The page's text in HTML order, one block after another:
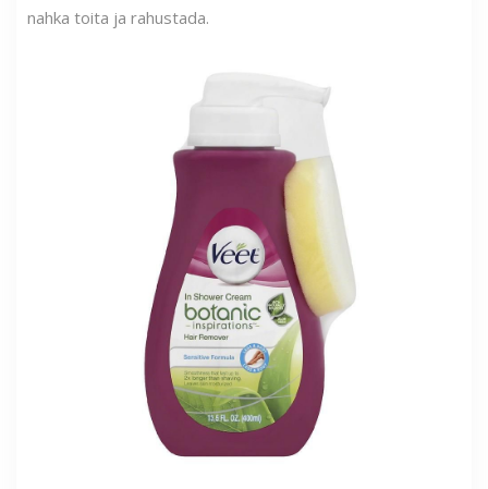
nahka toita ja rahustada.